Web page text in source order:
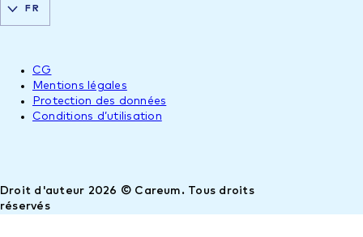
Droit d'auteur 2026 © Careum. Tous droits
réservés
CG
Mentions légales
Protection des données
Conditions d’utilisation
FR